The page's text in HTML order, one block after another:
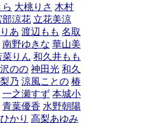
大桃りさ 木村
部涼花 立花美涼
あ 渡辺もも 名取
南野ゆきな 華山美
菜りん 和久井もも
のの 神田光 和久
乃 涼風ことの 椿
一之瀬すず 本城小
青葉優香 水野朝陽
かり 高梨あゆみ